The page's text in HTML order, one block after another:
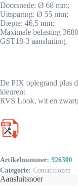
Doorsnede: Ø 68 mm;
Uitsparing: Ø 55 mm;
Diepte: 46,5 mm;
Maximale belasting
GST18-3 aansluiting.
De PIX oplegrand plus
kleuren:
RVS Look, wit en zwart;
Artikelnummer: 926300
Categorie: Contactdozen
Aansluitsnoer